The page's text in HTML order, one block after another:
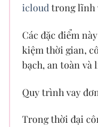
icloud trong lĩnh
Các đặc điểm
kiệm thời gian,
bạch, an toàn
Quy trình vay
Trong thời đại